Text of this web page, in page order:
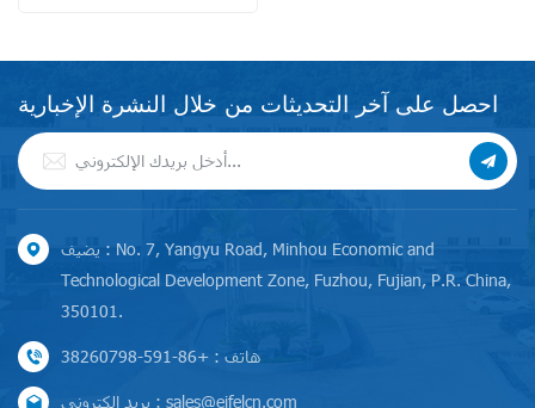
احصل على آخر التحديثات من خلال النشرة الإخبارية
يضيف : No. 7, Yangyu Road, Minhou Economic and
Technological Development Zone, Fuzhou, Fujian, P.R. China,
350101.
هاتف : +86-591-38260798
بريد إلكتروني : sales@eifelcn.com